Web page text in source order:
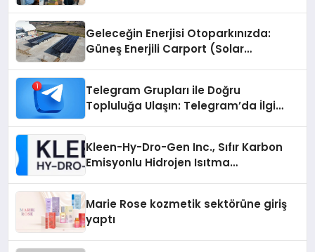
Geleceğin Enerjisi Otoparkınızda:
Güneş Enerjili Carport (Solar
Telegram Grupları ile Doğru
Topluluğa Ulaşın: Telegram’da İlgi
Kleen-Hy-Dro-Gen Inc., Sıfır Karbon
Emisyonlu Hidrojen Isıtma
Marie Rose kozmetik sektörüne giriş
yaptı